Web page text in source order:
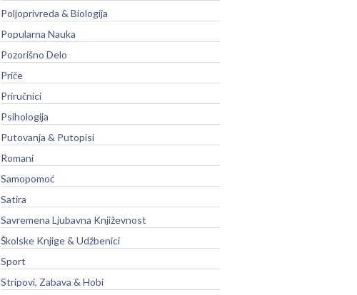
Poljoprivreda & Biologija
Popularna Nauka
Pozorišno Delo
Priče
Priručnici
Psihologija
Putovanja & Putopisi
Romani
Samopomoć
Satira
Savremena Ljubavna Književnost
Školske Knjige & Udžbenici
Sport
Stripovi, Zabava & Hobi